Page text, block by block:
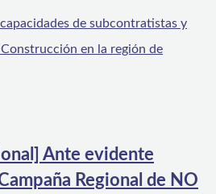
de subcontratistas y
en la región de
Ante evidente
Regional de NO